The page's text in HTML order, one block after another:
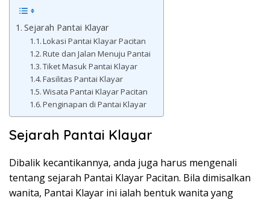
Sejarah Pantai Klayar
Lokasi Pantai Klayar Pacitan
Rute dan Jalan Menuju Pantai
Tiket Masuk Pantai Klayar
Fasilitas Pantai Klayar
Wisata Pantai Klayar Pacitan
Penginapan di Pantai Klayar
Sejarah Pantai Klayar
Dibalik kecantikannya, anda juga harus mengenali
tentang sejarah Pantai Klayar Pacitan. Bila dimisalkan
wanita, Pantai Klayar ini ialah bentuk wanita yang